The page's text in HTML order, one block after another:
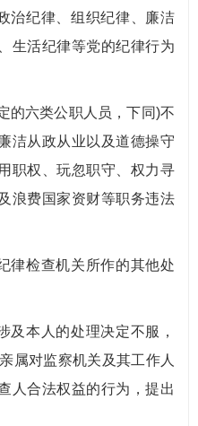
纪律、组织纪律、廉洁
生活纪律等党的纪律行为
六类公职人员，下同)不
洁从政从业以及道德操守
职权、玩忽职守、权力寻
浪费国家资财等职务违法
检查机关所作的其他处
本人的处理决定不服，
属对监察机关及其工作人
人合法权益的行为，提出